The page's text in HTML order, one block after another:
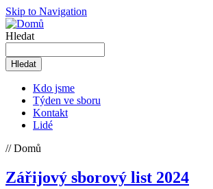
Skip to Navigation
Hledat
Kdo jsme
Týden ve sboru
Kontakt
Lidé
// Domů
Zářijový sborový list 2024